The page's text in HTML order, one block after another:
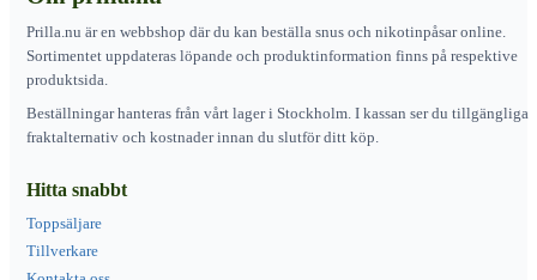
Prilla.nu är en webbshop där du kan beställa snus och nikotinpåsar online.
Sortimentet uppdateras löpande och produktinformation finns på respektive
produktsida.
Beställningar hanteras från vårt lager i Stockholm. I kassan ser du tillgängliga
fraktalternativ och kostnader innan du slutför ditt köp.
Hitta snabbt
Toppsäljare
Tillverkare